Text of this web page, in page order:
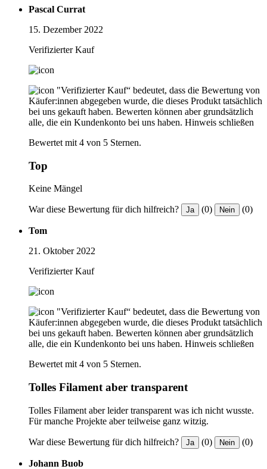
Pascal Currat
15. Dezember 2022
Verifizierter Kauf
"Verifizierter Kauf“ bedeutet, dass die Bewertung von
Käufer:innen abgegeben wurde, die dieses Produkt tatsächlich
bei uns gekauft haben. Bewerten können aber grundsätzlich
alle, die ein Kundenkonto bei uns haben. Hinweis schließen
Bewertet mit 4 von 5 Sternen.
Top
Keine Mängel
War diese Bewertung für dich hilfreich? Ja (0) Nein (0)
Tom
21. Oktober 2022
Verifizierter Kauf
"Verifizierter Kauf“ bedeutet, dass die Bewertung von
Käufer:innen abgegeben wurde, die dieses Produkt tatsächlich
bei uns gekauft haben. Bewerten können aber grundsätzlich
alle, die ein Kundenkonto bei uns haben. Hinweis schließen
Bewertet mit 4 von 5 Sternen.
Tolles Filament aber transparent
Tolles Filament aber leider transparent was ich nicht wusste.
Für manche Projekte aber teilweise ganz witzig.
War diese Bewertung für dich hilfreich? Ja (0) Nein (0)
Johann Buob